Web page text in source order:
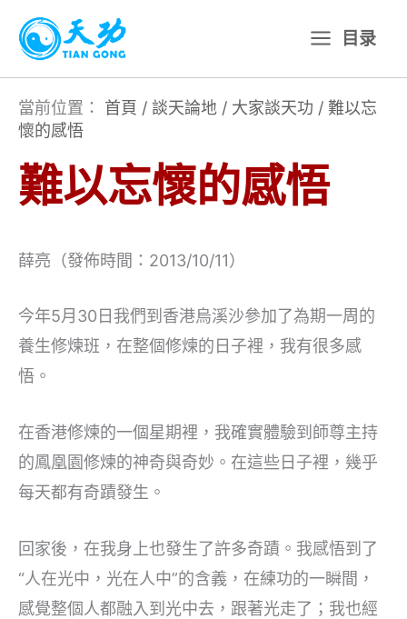
主
目录
當前位置： 首頁 / 談天論地 / 大家談天功 / 難以忘
懷的感悟
難以忘懷的感悟
薛亮（發佈時間：2013/10/11）
今年5月30日我們到香港烏溪沙參加了為期一周的
養生修煉班，在整個修煉的日子裡，我有很多感
悟。
在香港修煉的一個星期裡，我確實體驗到師尊主持
的鳳凰園修煉的神奇與奇妙。在這些日子裡，幾乎
每天都有奇蹟發生。
回家後，在我身上也發生了許多奇蹟。我感悟到了
“人在光中，光在人中”的含義，在練功的一瞬間，
感覺整個人都融入到光中去，跟著光走了；我也經